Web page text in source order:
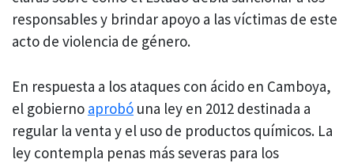
responsables y brindar apoyo a las víctimas de este
acto de violencia de género.
En respuesta a los ataques con ácido en Camboya,
el gobierno aprobó una ley en 2012 destinada a
regular la venta y el uso de productos químicos. La
ley contempla penas más severas para los